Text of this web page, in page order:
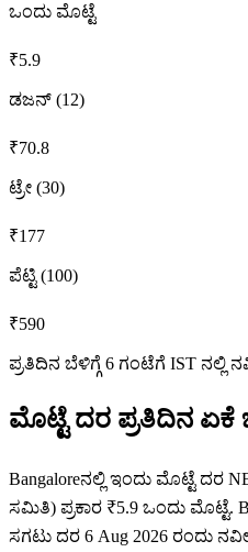
ಒಂದು ಮೊಟ್ಟೆ
₹5.9
ಡಜನ್ (12)
₹70.8
ಟ್ರೇ (30)
₹177
ಪೆಟ್ಟಿ (100)
₹590
ಪ್ರತಿದಿನ ಬೆಳಿಗ್ಗೆ 6 ಗಂಟೆಗೆ IST ನಲ್ಲಿ
ಮೊಟ್ಟೆ ದರ ಪ್ರತಿದಿನ ಏಕೆ
Bangaloreನಲ್ಲಿ ಇಂದು ಮೊಟ್ಟೆ ದರ
ಸಮಿತಿ) ಪ್ರಕಾರ ₹5.9 ಒಂದು ಮೊಟ್ಟೆ.
ಸಗಟು ದರ 6 Aug 2026 ರಂದು